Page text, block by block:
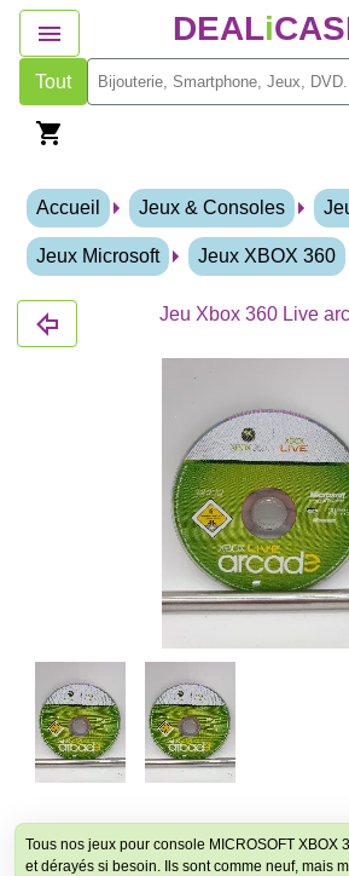
DEALi
Tout
Accueil Jeux & Consoles
Jeux Microsoft Jeux XBOX 360
Jeu Xbox 360 Live
Tous nos jeux pour console MICROSOFT XBOX
et dérayés si besoin. Ils sont comme neuf, mais